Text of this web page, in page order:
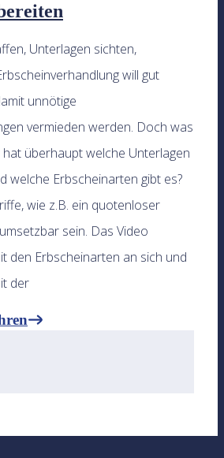
Unterlagen sichten,
will gut
unnötige
vermieden werden. Doch was
überhaupt welche Unterlagen
welche Erbscheinarten gibt es?
wie z.B. ein quotenloser
sein. Das Video
den Erbscheinarten an sich und
der